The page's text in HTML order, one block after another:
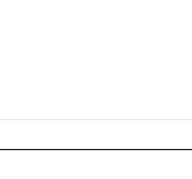
da descrição